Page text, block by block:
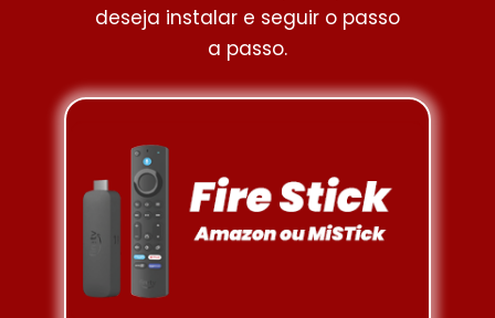
deseja instalar e seguir o passo
a passo.